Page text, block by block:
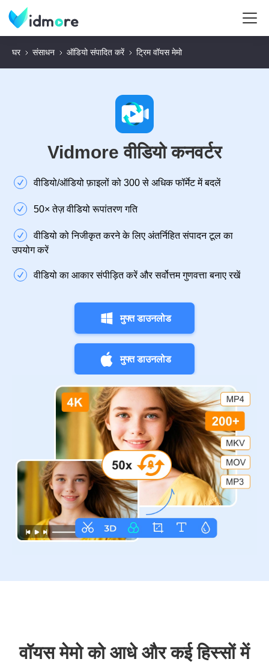
घर संसाधन ऑडियो संपादित करें ट्रिम वॉयस मेमो
Vidmore वीडियो कनवर्टर
वीडियो/ऑडियो फ़ाइलों को 300 से अधिक फॉर्मेट में बदलें
50× तेज़ वीडियो रूपांतरण गति
वीडियो को निजीकृत करने के लिए अंतर्निहित संपादन टूल का
उपयोग करें
वीडियो का आकार संपीड़ित करें और सर्वोत्तम गुणवत्ता बनाए रखें
मुफ्त डाउनलोड
मुफ्त डाउनलोड
वॉयस मेमो को आधे और कई हिस्सों में